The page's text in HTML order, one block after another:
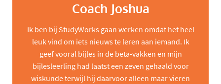
Coach Joshua
Ik ben bij StudyWorks gaan werken omdat het heel
leuk vind om iets nieuws te leren aan iemand. Ik
geef vooral bijles in de beta-vakken en mijn
bijlesleerling had laatst een zeven gehaald voor
wiskunde terwijl hij daarvoor alleen maar vieren